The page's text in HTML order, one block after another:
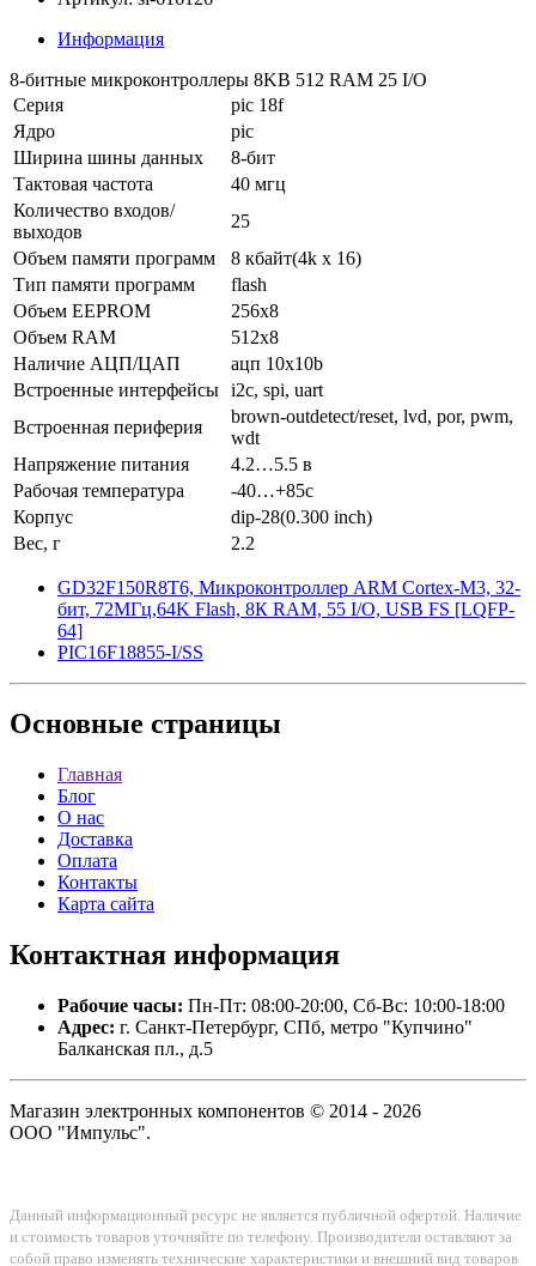
Информация
8-битные микроконтроллеры 8KB 512 RAM 25 I/O
Серия
pic 18f
Ядро
pic
Ширина шины данных
8-бит
Тактовая частота
40 мгц
Количество входов/
выходов
25
Объем памяти программ
8 кбайт(4k x 16)
Тип памяти программ
flash
Объем EEPROM
256x8
Объем RAM
512x8
Наличие АЦП/ЦАП
ацп 10x10b
Встроенные интерфейсы i2c, spi, uart
Встроенная периферия
brown-outdetect/reset, lvd, por, pwm,
wdt
Напряжение питания
4.2…5.5 в
Рабочая температура
-40…+85c
Корпус
dip-28(0.300 inch)
Вес, г
2.2
GD32F150R8T6, Микроконтроллер ARM Cortex-M3, 32-
бит, 72МГц,64K Flash, 8К RAM, 55 I/O, USB FS [LQFP-
64]
PIC16F18855-I/SS
Основные страницы
Главная
Блог
О нас
Доставка
Оплата
Контакты
Карта сайта
Контактная информация
Рабочие часы: Пн-Пт: 08:00-20:00, Сб-Вс: 10:00-18:00
Адрес: г. Санкт-Петербург, СПб, метро "Купчино"
Балканская пл., д.5
Магазин электронных компонентов © 2014 - 2026
ООО "Импульс".
Данный информационный ресурс не является публичной офертой. Наличие
и стоимость товаров уточняйте по телефону. Производители оставляют за
собой право изменять технические характеристики и внешний вид товаров